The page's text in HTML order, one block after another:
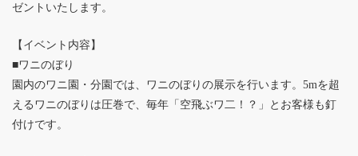
ゼントいたします。
【イベント内容】
■ワニのぼり
園内のワニ園・分園では、ワニのぼりの展示を行います。5mを超
えるワニのぼりは圧巻で、毎年「空飛ぶワ二！？」とお客様も釘
付けです。